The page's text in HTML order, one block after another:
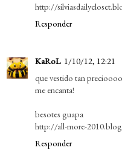
http://
Responder
KaRoL 1/10/12, 12:21
que vestido tan
me encanta!
besotes guapa
http://all-more-
Responder